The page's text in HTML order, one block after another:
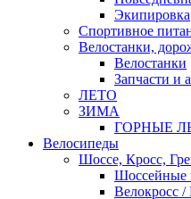
Экипировка
Спортивное
Велостанки,
Велостанки
Запчасти и
ЛЕТО
ЗИМА
ГОРНЫЕ
Велосипеды
Шоссе, Кросс,
Шоссейные
Велокросс /